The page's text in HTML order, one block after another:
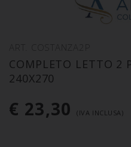
COMPLETO LETTO 2
240X270
€ 23,30 (IVA INCLUSA)